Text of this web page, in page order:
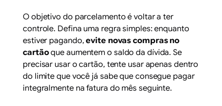
O objetivo do parcelamento é voltar a ter
controle. Defina uma regra simples: enquanto
estiver pagando,evite novas compras no
cartãoque aumentem o saldo da dívida. Se
precisar usar o cartão, tente usar apenas dentro
do limite que você já sabe que consegue pagar
integralmente na fatura do mês seguinte.